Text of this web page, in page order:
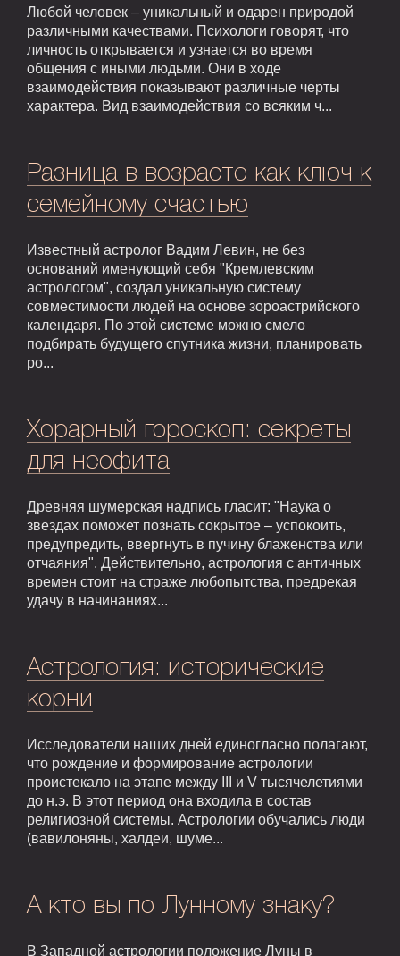
Любой человек – уникальный и одарен природой
различными качествами. Психологи говорят, что
личность открывается и узнается во время
общения с иными людьми. Они в ходе
взаимодействия показывают различные черты
характера. Вид взаимодействия со всяким ч...
Разница в возрасте как ключ к
семейному счастью
Известный астролог Вадим Левин, не без
оснований именующий себя "Кремлевским
астрологом", создал уникальную систему
совместимости людей на основе зороастрийского
календаря. По этой системе можно смело
подбирать будущего спутника жизни, планировать
ро...
Хорарный гороскоп: секреты
для неофита
Древняя шумерская надпись гласит: "Наука о
звездах поможет познать сокрытое – успокоить,
предупредить, ввергнуть в пучину блаженства или
отчаяния". Действительно, астрология с античных
времен стоит на страже любопытства, предрекая
удачу в начинаниях...
Астрология: исторические
корни
Исследователи наших дней единогласно полагают,
что рождение и формирование астрологии
проистекало на этапе между III и V тысячелетиями
до н.э. В этот период она входила в состав
религиозной системы. Астрологии обучались люди
(вавилоняны, халдеи, шуме...
А кто вы по Лунному знаку?
В Западной астрологии положение Луны в